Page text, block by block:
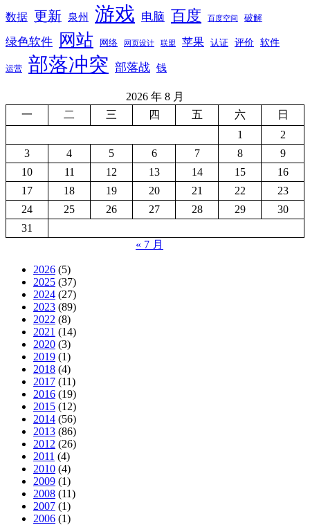
数据 更新 泉州 游戏 电脑 百度 百度空间 破解
绿色软件 网站 网络 网页设计 联盟 苹果 认证 评价 软件
运营 部落冲突 部落战 钱
2026 年 8 月
一
二 三 四 五 六
日
1
2
3
4 5 6 7 8
9
10
11 12 13 14 15
16
17
18 19 20 21 22
23
24
25 26 27 28 29
30
31
« 7 月
2026 (5)
2025 (37)
2024 (27)
2023 (89)
2022 (8)
2021 (14)
2020 (3)
2019 (1)
2018 (4)
2017 (11)
2016 (19)
2015 (12)
2014 (56)
2013 (86)
2012 (26)
2011 (4)
2010 (4)
2009 (1)
2008 (11)
2007 (1)
2006 (1)